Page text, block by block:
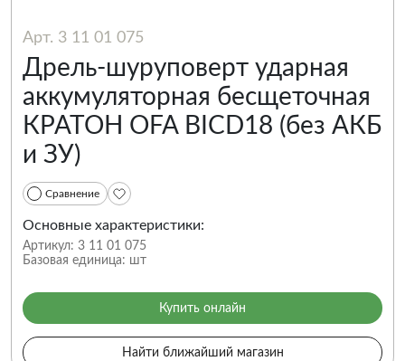
Арт. 3 11 01 075
Дрель-шуруповерт ударная
аккумуляторная бесщеточная
КРАТОН OFA BICD18 (без АКБ
и ЗУ)
Сравнение
Основные характеристики:
Артикул: 3 11 01 075
Базовая единица: шт
Купить онлайн
Найти ближайший магазин